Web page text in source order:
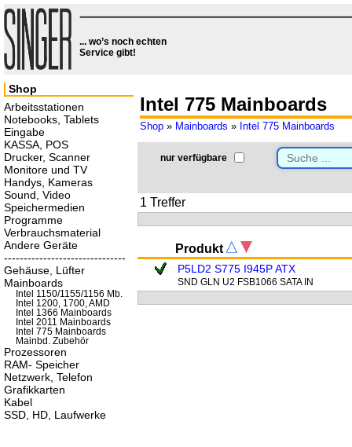
... wo’s noch echten
Service gibt!
Intel 775 Mainboards
Shop » Mainboards » Intel 775 Mainboards
nur verfügbare
1 Treffer
Produkt
P5LD2 S775 I945P ATX
SND GLN U2 FSB1066 SATA IN
Shop
Arbeitsstationen
Notebooks, Tablets
Eingabe
KASSA, POS
Drucker, Scanner
Monitore und TV
Handys, Kameras
Sound, Video
Speichermedien
Programme
Verbrauchsmaterial
Andere Geräte
-------------------------------
Gehäuse, Lüfter
Mainboards
Intel 1150/1155/1156 Mb.
Intel 1200, 1700, AMD
Intel 1366 Mainboards
Intel 2011 Mainboards
Intel 775 Mainboards
Mainbd. Zubehör
Prozessoren
RAM- Speicher
Netzwerk, Telefon
Grafikkarten
Kabel
SSD, HD, Laufwerke